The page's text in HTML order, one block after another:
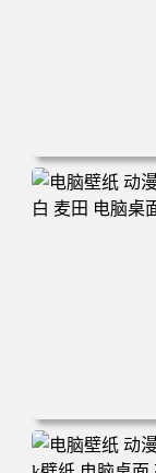
电脑壁纸 可爱
纸 壁纸下载 壁
电脑壁纸 动漫
电脑桌面 高清